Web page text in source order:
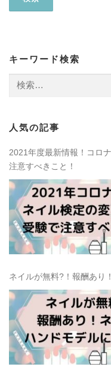
キーワード検索
人気の記事
2021年度最新情報！コロ
注意すべきこと！
ネイルが無料?！報酬あり